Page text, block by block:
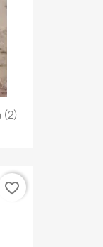
(2)
favorite_border